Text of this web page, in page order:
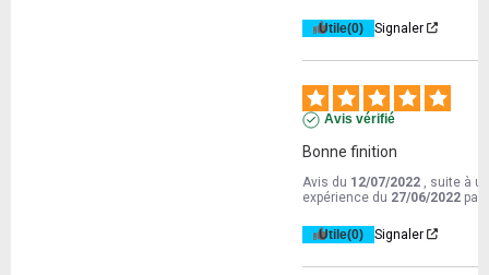
Utile(0) Signaler
Avis vérifié
Bonne finition
Avis du 12/07/2022
, suite à
expérience du 27/06/2022 par
Utile(0) Signaler